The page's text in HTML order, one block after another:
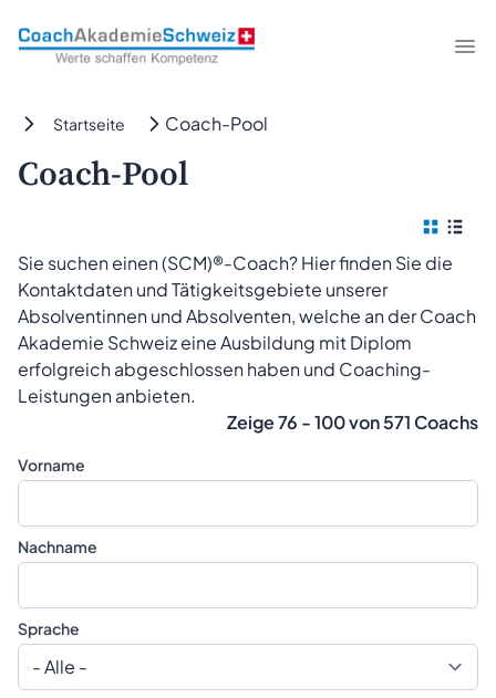
CoachAkademieSchweiz
Startseite Coach-Pool
Coach-Pool
Sie suchen einen (SCM)®-Coach? Hier finden Sie die
Kontaktdaten und Tätigkeitsgebiete unserer
Absolventinnen und Absolventen, welche an der Coach
Akademie Schweiz eine Ausbildung mit Diplom
erfolgreich abgeschlossen haben und Coaching-
Leistungen anbieten.
Zeige 76 - 100 von 571 Coachs
Vorname
Nachname
Sprache